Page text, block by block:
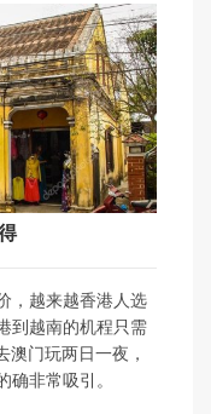
，越来越香港人选
到越南的机程只需
门玩两日一夜，
确非常吸引。